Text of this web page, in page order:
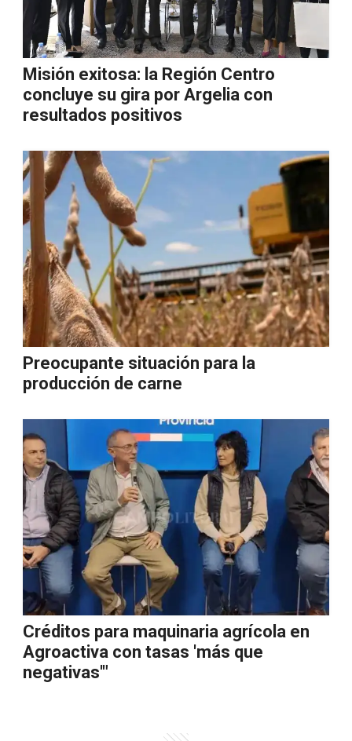
Misión exitosa: la Región Centro
concluye su gira por Argelia con
resultados positivos
Preocupante situación para la
producción de carne
Créditos para maquinaria agrícola en
Agroactiva con tasas 'más que
negativas'"